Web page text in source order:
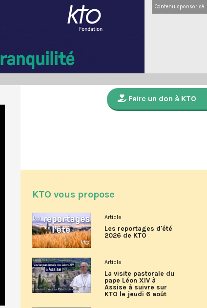
Contenu sponsorisé
Faire un don à KTO
KTO vous propose
Article
Les reportages d'été
2026 de KTO
Article
La visite pastorale du
pape Léon XIV à
Assise à suivre sur
KTO le jeudi 6 août